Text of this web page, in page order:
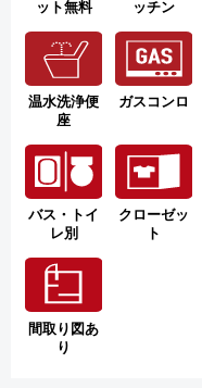
ット無料
ッチン
温水洗浄便
座
ガスコンロ
バス・トイ
レ別
クローゼッ
ト
間取り図あ
り